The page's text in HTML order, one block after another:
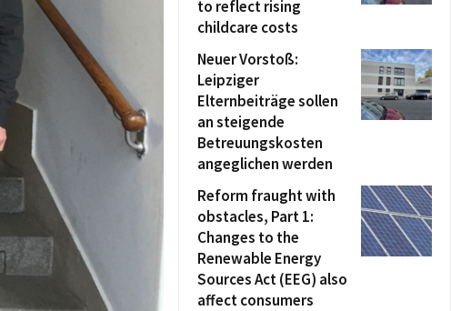
to reflect rising
childcare costs
Neuer Vorstoß:
Leipziger
Elternbeiträge sollen
an steigende
Betreuungskosten
angeglichen werden
Reform fraught with
obstacles, Part 1:
Changes to the
Renewable Energy
Sources Act (EEG) also
affect consumers